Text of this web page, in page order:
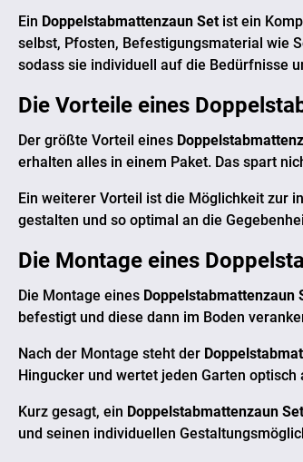
Ein Doppelstabmattenzaun Setist ein
selbst, Pfosten, Befestigungsmaterial wie
sodass sie individuell auf die Bedürfnisse
Die Vorteile eines
Der größte Vorteil eines
erhalten alles in einem Paket. Das spart
Ein weiterer Vorteil ist die Möglichkeit zur
gestalten und so optimal an die
Die Montage eines
Die Montage eines Doppelstabmattenzaun
befestigt und diese dann im Boden
Nach der Montage steht der
Hingucker und wertet jeden Garten optisch
Kurz gesagt, ein Doppelstabmattenzaun Set
und seinen individuellen